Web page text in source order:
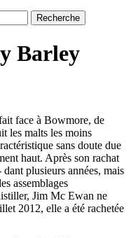
Barley
face à Bowmore, de
les malts les moins
sans doute due
haut. Après son rachat
plusieurs années, mais
assemblages
Jim Mc Ewan ne
2012, elle a été rachetée